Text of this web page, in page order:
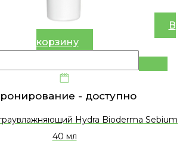
В
корзину
- доступно
Hydra Bioderma Sebium
40 мл